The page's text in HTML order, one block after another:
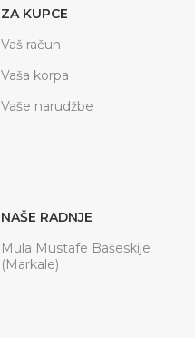
ZA KUPCE
Vaš račun
Vaša korpa
Vaše narudžbe
NAŠE RADNJE
Mula Mustafe Bašeskije
(Markale)